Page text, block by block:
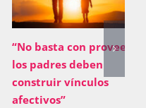
“No basta con proveer;
los padres deben
construir vínculos
afectivos”